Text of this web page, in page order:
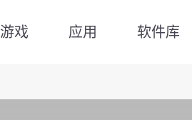
游戏 应用 软件库